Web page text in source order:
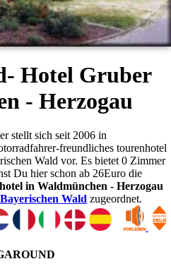
Hotel Gruber
- Herzogau
stellt sich seit 2006 in
freundliches tourenhotel
Wald vor. Es bietet 0 Zimmer
Du hier schon ab 26Euro die
in Waldmünchen - Herzogau
Wald zugeordnet.